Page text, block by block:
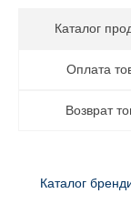
Каталог
Оплата
Возврат
Каталог